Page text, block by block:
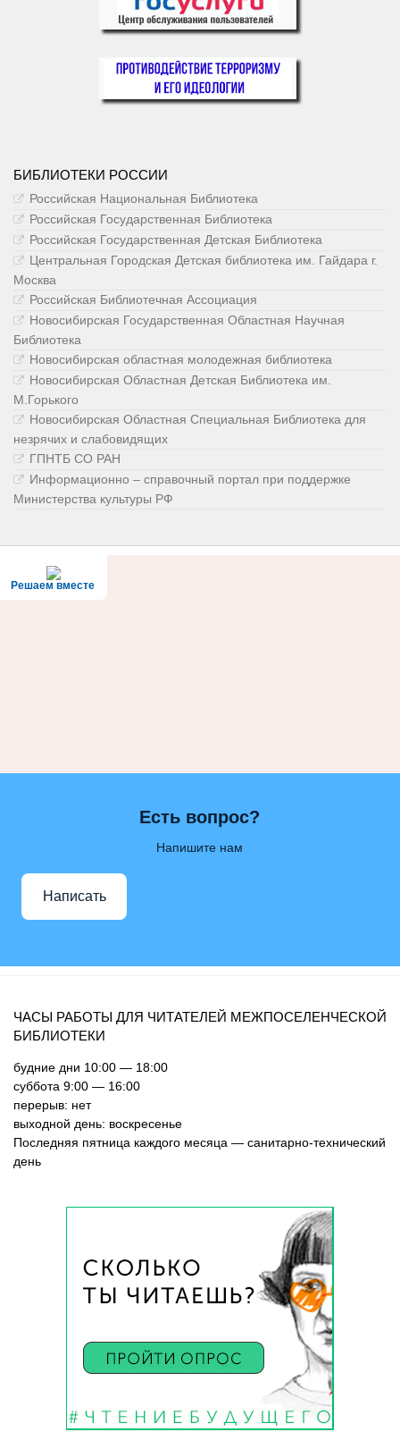
БИБЛИОТЕКИ РОССИИ
Российская Национальная Библиотека
Российская Государственная Библиотека
Российская Государственная Детская Библиотека
Центральная Городская Детская библиотека им. Гайдара г.
Москва
Российская Библиотечная Ассоциация
Новосибирская Государственная Областная Научная
Библиотека
Новосибирская областная молодежная библиотека
Новосибирская Областная Детская Библиотека им.
М.Горького
Новосибирская Областная Специальная Библиотека для
незрячих и слабовидящих
ГПНТБ СО РАН
Информационно – справочный портал при поддержке
Министерства культуры РФ
Решаем вместе
Есть вопрос?
Напишите нам
Написать
ЧАСЫ РАБОТЫ ДЛЯ ЧИТАТЕЛЕЙ МЕЖПОСЕЛЕНЧЕСКОЙ
БИБЛИОТЕКИ
будние дни 10:00 — 18:00
суббота 9:00 — 16:00
перерыв: нет
выходной день: воскресенье
Последняя пятница каждого месяца — санитарно-технический
день